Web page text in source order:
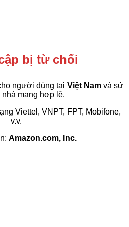
bị từ chối
người dùng tại Việt Namvà sử
nhà mạng hợp lệ.
Viettel, VNPT, FPT, Mobifone,
v.v.
Amazon.com, Inc.